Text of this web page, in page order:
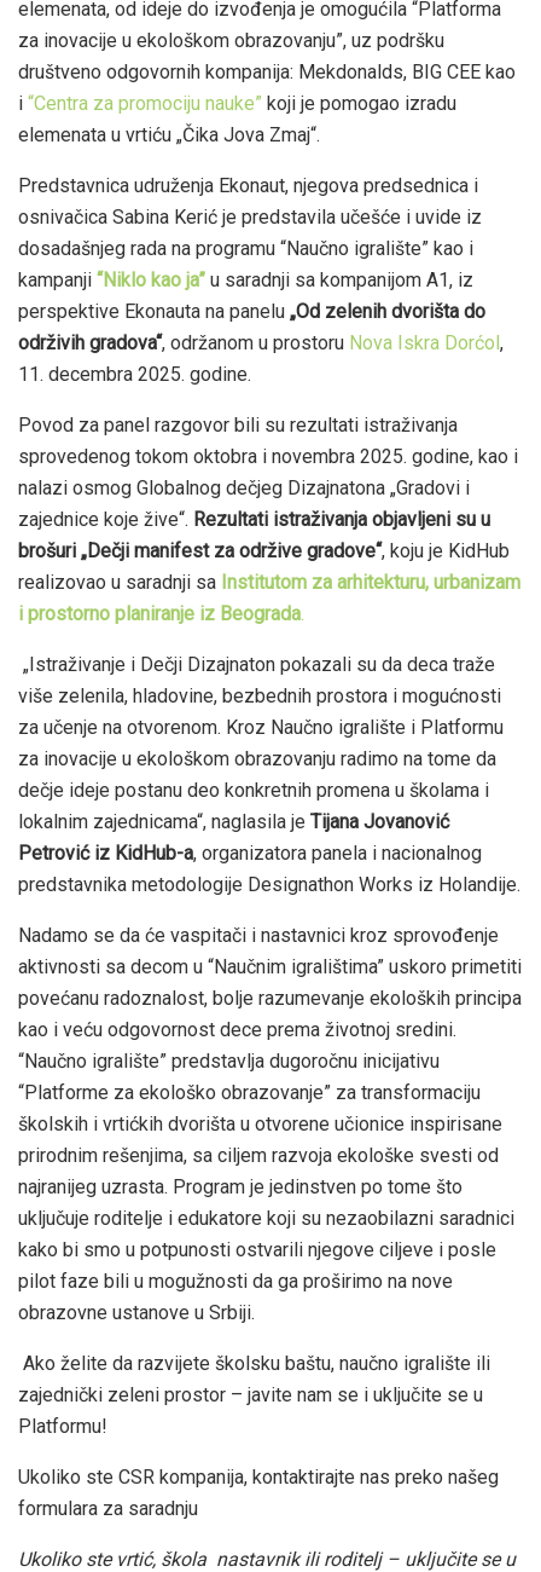
elemenata, od ideje do izvođenja je omogućila “Platforma
za inovacije u ekološkom obrazovanju”, uz podršku
društveno odgovornih kompanija: Mekdonalds, BIG CEE kao
i “Centra za promociju nauke” koji je pomogao izradu
elemenata u vrtiću „Čika Jova Zmaj“.
Predstavnica udruženja Ekonaut, njegova predsednica i
osnivačica Sabina Kerić je predstavila učešće i uvide iz
dosadašnjeg rada na programu “Naučno igralište” kao i
kampanji “Niklo kao ja” u saradnji sa kompanijom A1, iz
perspektive Ekonauta na panelu „Od zelenih dvorišta do
održivih gradova“, održanom u prostoru Nova Iskra Dorćol,
11. decembra 2025. godine.
Povod za panel razgovor bili su rezultati istraživanja
sprovedenog tokom oktobra i novembra 2025. godine, kao i
nalazi osmog Globalnog dečjeg Dizajnatona „Gradovi i
zajednice koje žive“. Rezultati istraživanja objavljeni su u
brošuri „Dečji manifest za održive gradove“, koju je KidHub
realizovao u saradnji sa Institutom za arhitekturu, urbanizam
i prostorno planiranje iz Beograda
„Istraživanje i Dečji Dizajnaton pokazali su da deca traže
više zelenila, hladovine, bezbednih prostora i mogućnosti
za učenje na otvorenom. Kroz Naučno igralište i Platformu
za inovacije u ekološkom obrazovanju radimo na tome da
dečje ideje postanu deo konkretnih promena u školama i
lokalnim zajednicama“, naglasila je Tijana Jovanović
Petrović iz KidHub-a, organizatora panela i nacionalnog
predstavnika metodologije Designathon Works iz Holandije.
Nadamo se da će vaspitači i nastavnici kroz sprovođenje
aktivnosti sa decom u “Naučnim igralištima” uskoro primetiti
povećanu radoznalost, bolje razumevanje ekoloških principa
kao i veću odgovornost dece prema životnoj sredini.
“Naučno igralište” predstavlja dugoročnu inicijativu
“Platforme za ekološko obrazovanje” za transformaciju
školskih i vrtićkih dvorišta u otvorene učionice inspirisane
prirodnim rešenjima, sa ciljem razvoja ekološke svesti od
najranijeg uzrasta. Program je jedinstven po tome što
uključuje roditelje i edukatore koji su nezaobilazni saradnici
kako bi smo u potpunosti ostvarili njegove ciljeve i posle
pilot faze bili u mogužnosti da ga proširimo na nove
obrazovne ustanove u Srbiji.
Ako želite da razvijete školsku baštu, naučno igralište ili
zajednički zeleni prostor – javite nam se i uključite se u
Platformu!
Ukoliko ste CSR kompanija, kontaktirajte nas preko našeg
formulara za saradnju
Ukoliko ste vrtić, škola nastavnik ili roditelj – uključite se u